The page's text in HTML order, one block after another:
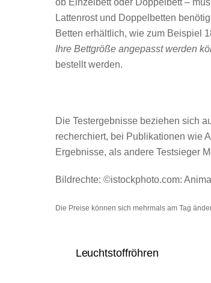
ob Einzelbett oder Doppelbett –
Lattenrost und Doppelbetten
Betten erhältlich, wie zum Beispiel
Ihre Bettgröße angepasst werden
bestellt werden.
Die Testergebnisse beziehen sich
recherchiert, bei Publikationen wie
Ergebnisse, als andere Testsieger
Bildrechte: ©istockphoto.com:
Die Preise können sich mehrmals am Tag
Leuchtstoffröhren